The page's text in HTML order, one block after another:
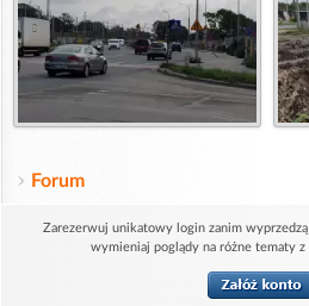
Forum
Zarezerwuj unikatowy login zanim
wymieniaj poglądy na różne tematy z